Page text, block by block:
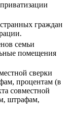
граждан
семьи
помещения
сверки
процентам (в
совместной
штрафам,